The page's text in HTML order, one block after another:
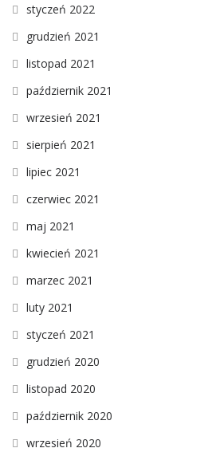
styczeń 2022
grudzień 2021
listopad 2021
październik 2021
wrzesień 2021
sierpień 2021
lipiec 2021
czerwiec 2021
maj 2021
kwiecień 2021
marzec 2021
luty 2021
styczeń 2021
grudzień 2020
listopad 2020
październik 2020
wrzesień 2020